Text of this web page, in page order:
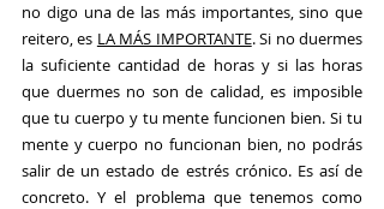
no digo una de las más importantes, sino que
reitero, es LA MÁS IMPORTANTE. Si no duermes
la suficiente cantidad de horas y si las horas
que duermes no son de calidad, es imposible
que tu cuerpo y tu mente funcionen bien. Si tu
mente y cuerpo no funcionan bien, no podrás
salir de un estado de estrés crónico. Es así de
concreto. Y el problema que tenemos como